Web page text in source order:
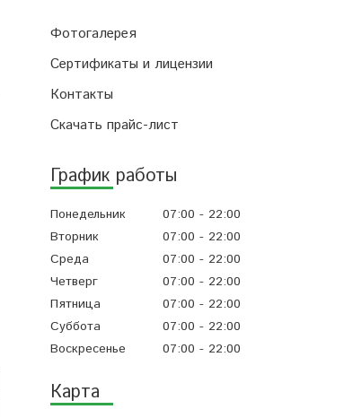
Фотогалерея
Сертификаты и лицензии
Контакты
Скачать прайс-лист
График работы
Понедельник 07:00
22:00
Вторник
07:00
22:00
Среда
07:00
22:00
Четверг
07:00
22:00
Пятница
07:00
22:00
Суббота
07:00
22:00
Воскресенье
07:00 22:00
Карта